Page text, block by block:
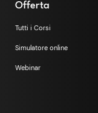
Offerta
Tutti i Corsi
Simulatore online
Webinar